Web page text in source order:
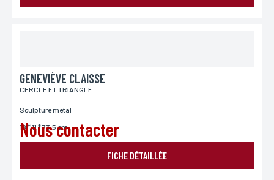
GENEVIÈVE CLAISSE
CERCLE ET TRIANGLE
-
Sculpture métal
18 * 11 * 73.5 cm
Nous contacter
FICHE DÉTAILLÉE